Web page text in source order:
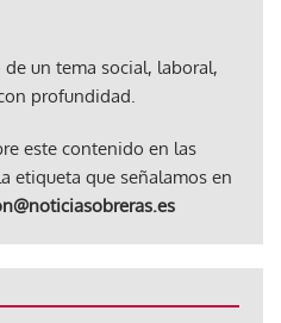
un tema social, laboral,
profundidad.
este contenido en las
etiqueta que señalamos en